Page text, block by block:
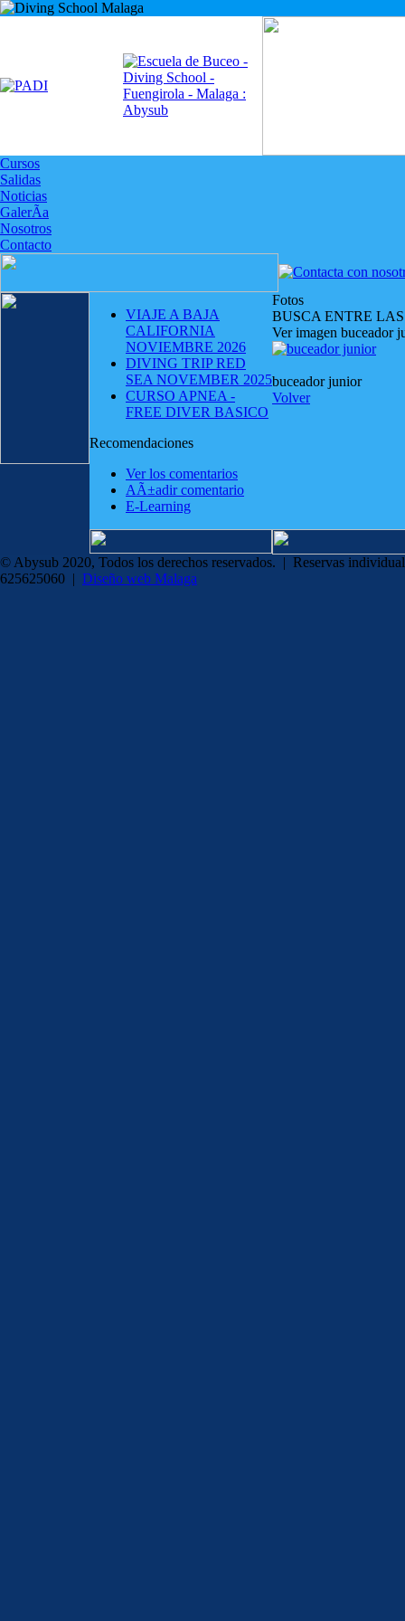
Cursos
Salidas
Noticias
GalerÃ­a
Nosotros
Contacto
VIAJE A BAJA
CALIFORNIA
NOVIEMBRE 2026
DIVING TRIP RED
SEA NOVEMBER 2025
CURSO APNEA -
FREE DIVER BASICO
Recomendaciones
Ver los comentarios
AÃ±adir comentario
E-Learning
Fotos
BUSCA ENTRE
Ver imagen buceador
buceador junior
Volver
© Abysub 2020, Todos los derechos reservados. | Reservas
625625060 | Diseño web Malaga